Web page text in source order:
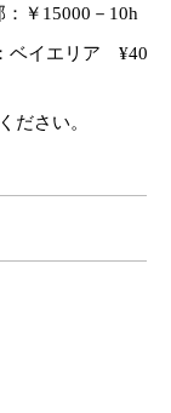
￥15000－10h
ベイエリア
ださい。